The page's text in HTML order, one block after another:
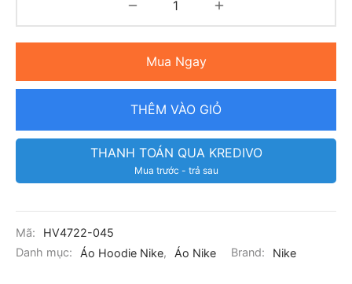
Mua Ngay
THÊM VÀO GIỎ
THANH TOÁN QUA KREDIVO
Mua trước - trả sau
Mã:
HV4722-045
Danh mục:
Áo Hoodie Nike, Áo Nike Brand: Nike